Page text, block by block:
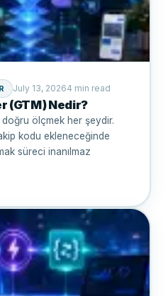
July 13, 20264 min read
(GTM) Nedir?
ölçmek her şeydir.
kodu ekleneceğinde
süreci inanılmaz